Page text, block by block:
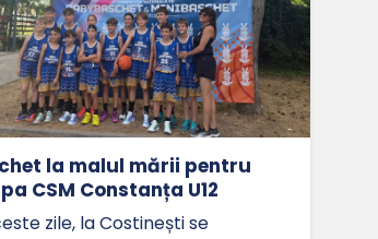
la malul mării pentru
CSM Constanța U12
zile, la Costinești se